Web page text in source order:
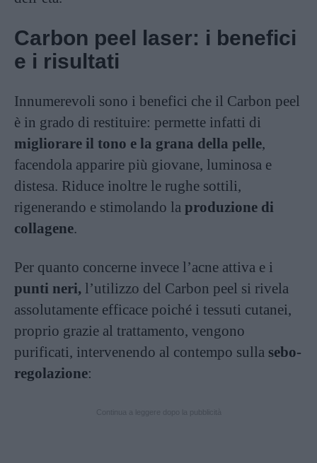
Carbon peel laser: i benefici
e i risultati
Innumerevoli sono i benefici che il Carbon peel
è in grado di restituire: permette infatti di
migliorare il tono e la grana della pelle,
facendola apparire più giovane, luminosa e
distesa. Riduce inoltre le rughe sottili,
rigenerando e stimolando la produzione di
collagene.
Per quanto concerne invece l’acne attiva e i
punti neri, l’utilizzo del Carbon peel si rivela
assolutamente efficace poiché i tessuti cutanei,
proprio grazie al trattamento, vengono
purificati, intervenendo al contempo sulla sebo-
regolazione: